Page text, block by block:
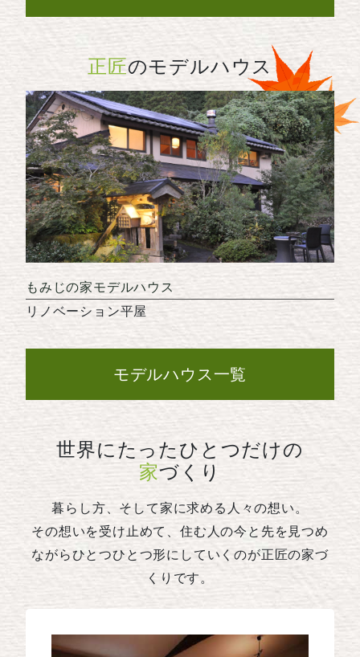
正匠のモデルハウス
もみじの家モデルハウス
リノベーション平屋
モデルハウス一覧
世界にたったひとつだけの
家づくり
暮らし方、そして家に求める人々の想い。
その想いを受け止めて、住む人の今と先を見つめ
ながらひとつひとつ形にしていくのが正匠の家づ
くりです。